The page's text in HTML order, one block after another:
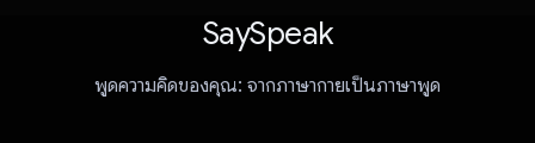
SaySpeak
พูดความคิดของคุณ: จากภาษากายเป็นภาษาพูด